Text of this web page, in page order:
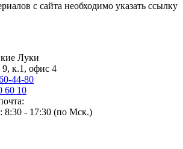
c сайта необходимо указать ссылку
Луки
9, к.1, офис 4
44-80
60 10
8:30 - 17:30 (по Мск.)